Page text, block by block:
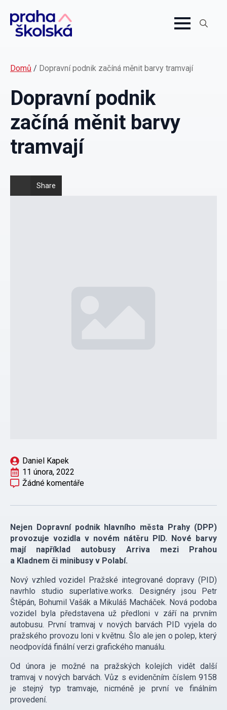
Domů / Dopravní podnik začíná měnit barvy tramvají
Dopravní podnik
začíná měnit barvy
tramvají
Share
Daniel Kapek
11 února, 2022
Žádné komentáře
Nejen Dopravní podnik hlavního města Prahy (DPP)
provozuje vozidla v novém nátěru PID. Nové barvy
mají například autobusy Arriva mezi Prahou
a Kladnem či minibusy v Polabí.
Nový vzhled vozidel Pražské integrované dopravy (PID)
navrhlo studio superlative.works. Designéry jsou Petr
Štěpán, Bohumil Vašák a Mikuláš Macháček. Nová podoba
vozidel byla představena už předloni v září na prvním
autobusu. První tramvaj v nových barvách PID vyjela do
pražského provozu loni v květnu. Šlo ale jen o polep, který
neodpovídá finální verzi grafického manuálu.
Od února je možné na pražských kolejích vidět další
tramvaj v nových barvách. Vůz s evidenčním číslem 9158
je stejný typ tramvaje, nicméně je první ve finálním
provedení.